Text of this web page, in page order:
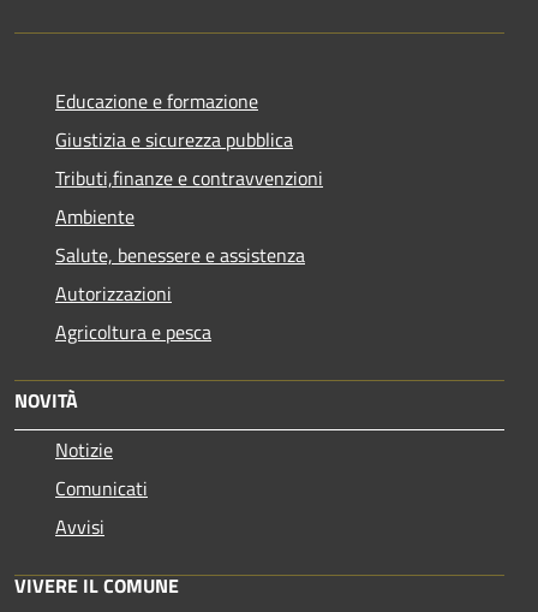
Educazione e formazione
Giustizia e sicurezza pubblica
Tributi,finanze e contravvenzioni
Ambiente
Salute, benessere e assistenza
Autorizzazioni
Agricoltura e pesca
NOVITÀ
Notizie
Comunicati
Avvisi
VIVERE IL COMUNE